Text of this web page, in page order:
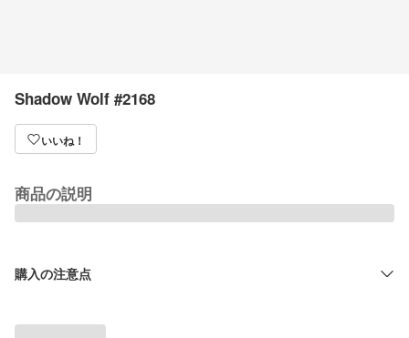
Shadow Wolf #2168
いいね！
商品の説明
購入の注意点